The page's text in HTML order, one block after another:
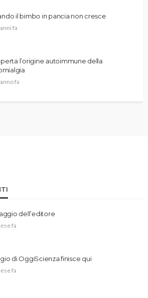
il bimbo in pancia non cresce
fa
l’origine autoimmune della
fa
dell’editore
fa
di OggiScienza finisce qui
fa